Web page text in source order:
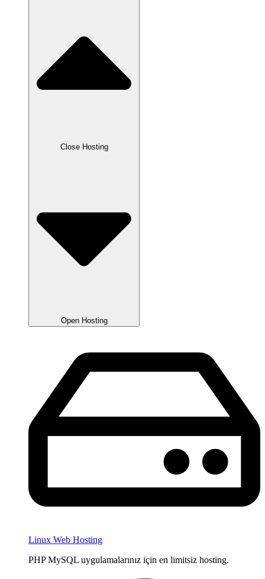
Close Hosting
Open Hosting
Linux Web Hosting
PHP MySQL uygulamalarınız için en limitsiz hosting.